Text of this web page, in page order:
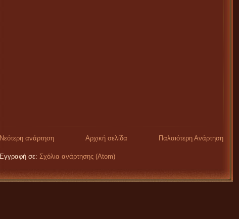
Νεότερη ανάρτηση Παλαιότερη Ανάρτηση
Αρχική σελίδα
Εγγραφή σε: Σχόλια ανάρτησης (Atom)